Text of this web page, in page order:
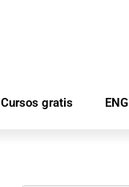
Cursos gratis ENG